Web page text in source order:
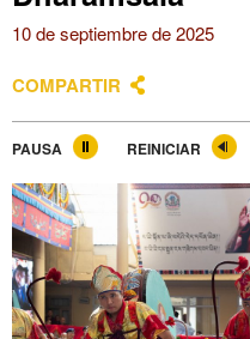
10 de septiembre de 2025
COMPARTIR
PAUSA REINICIAR